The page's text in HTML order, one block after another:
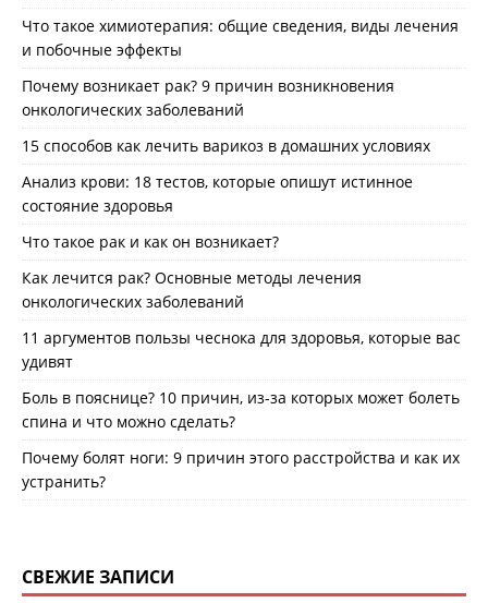
Что такое химиотерапия: общие сведения, виды лечения
и побочные эффекты
Почему возникает рак? 9 причин возникновения
онкологических заболеваний
15 способов как лечить варикоз в домашних условиях
Анализ крови: 18 тестов, которые опишут истинное
состояние здоровья
Что такое рак и как он возникает?
Как лечится рак? Основные методы лечения
онкологических заболеваний
11 аргументов пользы чеснока для здоровья, которые вас
удивят
Боль в пояснице? 10 причин, из-за которых может болеть
спина и что можно сделать?
Почему болят ноги: 9 причин этого расстройства и как их
устранить?
СВЕЖИЕ ЗАПИСИ